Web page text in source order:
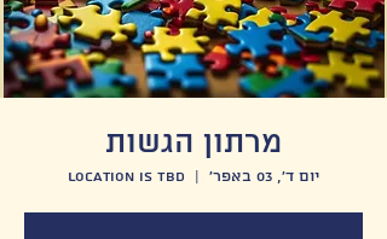
מרתון הגשות
יום ד׳, 03 באפר׳
  |
Location is TBD